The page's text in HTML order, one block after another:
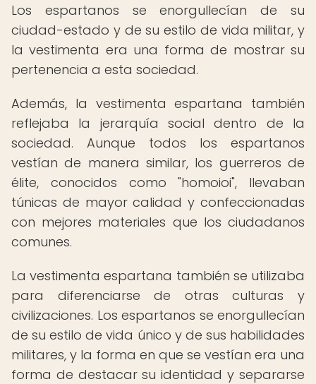
Los espartanos se enorgullecían de su
ciudad-estado y de su estilo de vida militar, y
la vestimenta era una forma de mostrar su
pertenencia a esta sociedad.
Además, la vestimenta espartana también
reflejaba la jerarquía social dentro de la
sociedad. Aunque todos los espartanos
vestían de manera similar, los guerreros de
élite, conocidos como "homoioi", llevaban
túnicas de mayor calidad y confeccionadas
con mejores materiales que los ciudadanos
comunes.
La vestimenta espartana también se utilizaba
para diferenciarse de otras culturas y
civilizaciones. Los espartanos se enorgullecían
de su estilo de vida único y de sus habilidades
militares, y la forma en que se vestían era una
forma de destacar su identidad y separarse